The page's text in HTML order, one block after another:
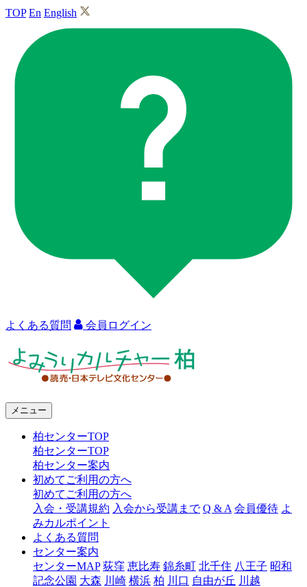
TOP En English
よくある質問 会員ログイン
ャ
メニュー
柏センターTOP
柏センターTOP
柏センター案内
初めてご利用の方へ
初めてご利用の方へ
入会・受講規約 入会から受講まで Q & A 会員優待 よ
みカルポイント
よくある質問
センター案内
センターMAP 荻窪 恵比寿 錦糸町 北千住 八王子 昭和
記念公園 大森 川崎 横浜 柏 川口 自由が丘 川越